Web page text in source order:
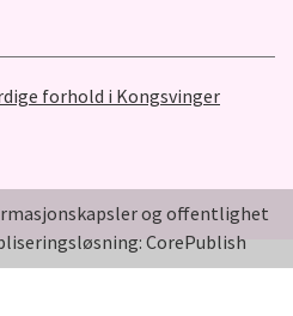
forhold i Kongsvinger
og offentlighet
CorePublish